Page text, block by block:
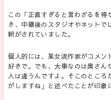
この「正直すぎると言わざるを
き、中継後のスタジオやネット
釈がされていました。
個人的には、某女流作家がコメ
好きで。でも、大事なのは奥さ
人は違うんですよ。そこのとこ
がしますね」と述べたことが印象